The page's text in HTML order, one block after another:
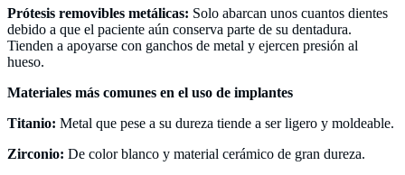
Prótesis removibles metálicas: Solo abarcan unos cuantos dientes
debido a que el paciente aún conserva parte de su dentadura.
Tienden a apoyarse con ganchos de metal y ejercen presión al
hueso.
Materiales más comunes en el uso de implantes
Titanio: Metal que pese a su dureza tiende a ser ligero y moldeable.
Zirconio: De color blanco y material cerámico de gran dureza.